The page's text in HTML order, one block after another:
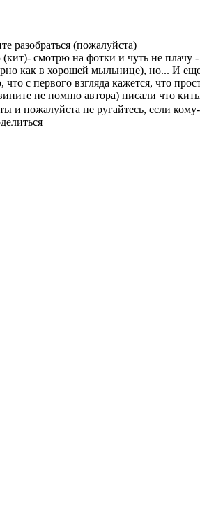
разобраться (пожалуйста)
смотрю на фотки и чуть не плачу -
как в хорошей мыльнице), но... И
с первого взгляда кажется, что
не помню автора) писали что
и пожалуйста не ругайтесь, если